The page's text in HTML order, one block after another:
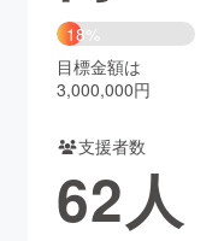
Creation
ya コミュニティ
18%
目標金額は
3,000,000円
支援者数
62人